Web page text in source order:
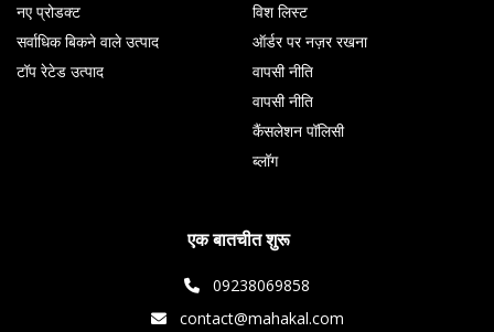
नए प्रोडक्ट
सर्वाधिक बिकने वाले उत्पाद
टॉप रेटेड उत्पाद
विश लिस्ट
ऑर्डर पर नज़र रखना
वापसी नीति
वापसी नीति
कैंसलेशन पॉलिसी
ब्लॉग
एक बातचीत शुरू
09238069858
contact@mahakal.com